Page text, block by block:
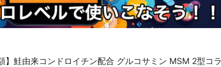
】鮭由来コンドロイチン配合 グルコサミン MSM 2型コラ